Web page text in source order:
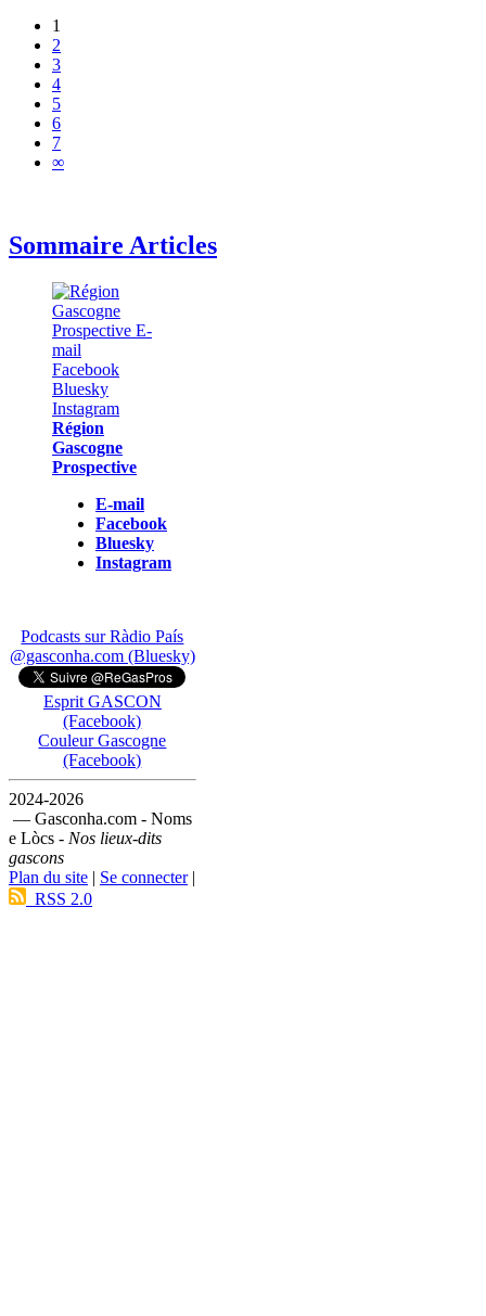
1
2
3
4
5
6
7
∞
Sommaire Articles
Région
Gascogne
Prospective
E-mail
Facebook
Bluesky
Instagram
Podcasts sur Ràdio País
@gasconha.com (Bluesky)
Esprit GASCON
(Facebook)
Couleur Gascogne
(Facebook)
2024-2026
— Gasconha.com - Noms
e Lòcs - Nos lieux-dits
gascons
Plan du site | Se connecter|
RSS 2.0